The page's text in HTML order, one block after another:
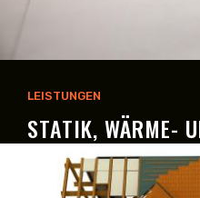
STATIK, WÄRME-
LEISTUNGEN